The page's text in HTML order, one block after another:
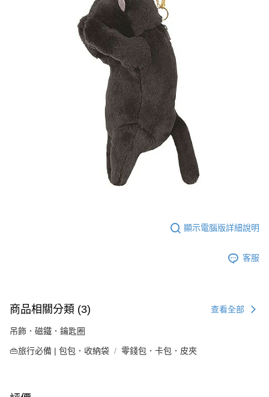
顯示電腦版詳細說明
客服
商品相關分類 (3) 查看全部
吊飾．磁鐵．鑰匙圈
👜旅行必備 | 包包．收納袋 零錢包．卡包．皮夾